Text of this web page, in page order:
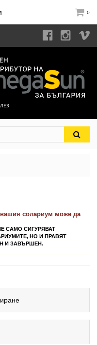
0
вашия солариум може да
САМО СИГУРЯВАТ
НО И ПРАВЯТ
И ЗАВЪРШЕН.